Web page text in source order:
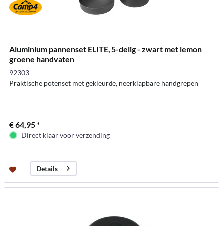
Aluminium pannenset ELITE, 5-delig - zwart met lemon
groene handvaten
92303
Praktische potenset met gekleurde, neerklapbare handgrepen
€ 64,95 *
Direct klaar voor verzending
Details